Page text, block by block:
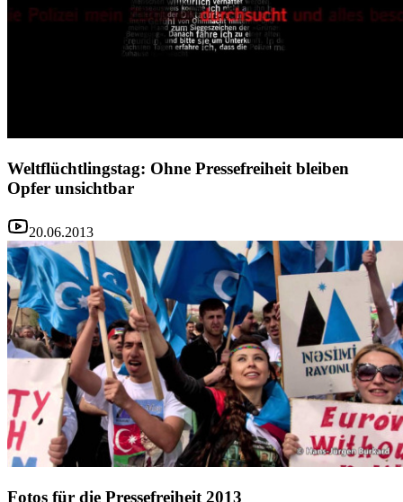
Weltflüchtlingstag: Ohne Pressefreiheit bleiben
Opfer unsichtbar
20.06.2013
Fotos für die Pressefreiheit 2013